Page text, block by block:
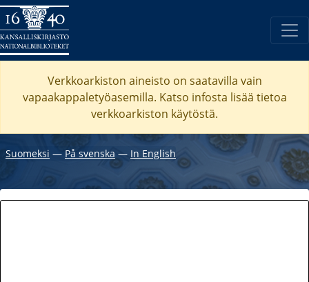
Verkkoarkiston aineisto on saatavilla vain
vapaakappaletyöasemilla. Katso infosta lisää tietoa
verkkoarkiston käytöstä.
Suomeksi ― På svenska ― In English